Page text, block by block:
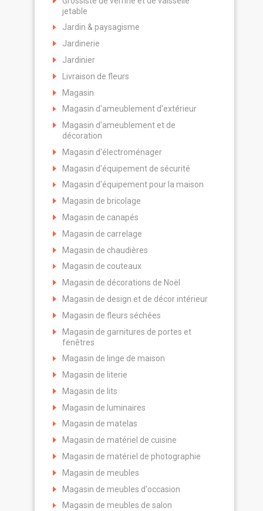
jetable
Jardin & paysagisme
Jardinerie
Jardinier
Livraison de fleurs
Magasin
Magasin d'ameublement d'extérieur
Magasin d'ameublement et de
décoration
Magasin d'électroménager
Magasin d'équipement de sécurité
Magasin d'équipement pour la maison
Magasin de bricolage
Magasin de canapés
Magasin de carrelage
Magasin de chaudières
Magasin de couteaux
Magasin de décorations de Noël
Magasin de design et de décor intérieur
Magasin de fleurs séchées
Magasin de garnitures de portes et
fenêtres
Magasin de linge de maison
Magasin de literie
Magasin de lits
Magasin de luminaires
Magasin de matelas
Magasin de matériel de cuisine
Magasin de matériel de photographie
Magasin de meubles
Magasin de meubles d'occasion
Magasin de meubles de salon